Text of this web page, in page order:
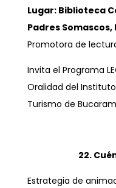
Lugar: Biblioteca
Padres
Promotora de
Invita el Programa
Oralidad del
Turismo de
22.
Estrategia de